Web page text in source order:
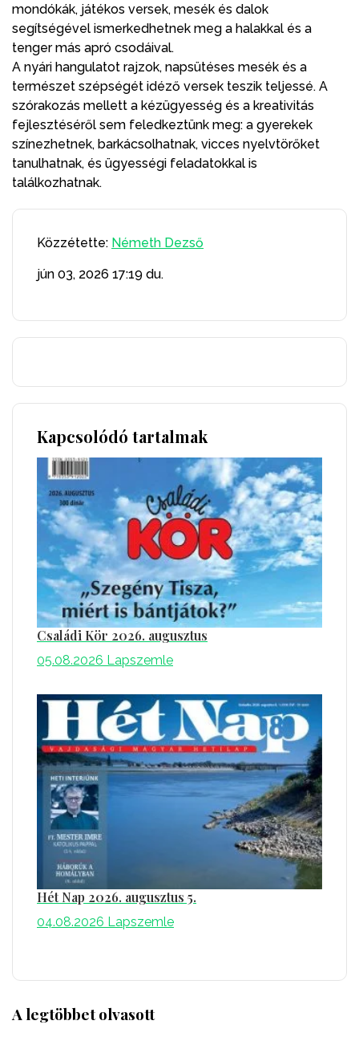
mondókák, játékos versek, mesék és dalok
segítségével ismerkedhetnek meg a halakkal és a
tenger más apró csodáival.
A nyári hangulatot rajzok, napsütéses mesék és a
természet szépségét idéző versek teszik teljessé. A
szórakozás mellett a kézügyesség és a kreativitás
fejlesztéséről sem feledkeztünk meg: a gyerekek
színezhetnek, barkácsolhatnak, vicces nyelvtörőket
tanulhatnak, és ügyességi feladatokkal is
találkozhatnak.
Közzétette: Németh Dezső
jún 03, 2026 17:19 du.
Kapcsolódó tartalmak
Családi Kör 2026. augusztus
05.08.2026 Lapszemle
Hét Nap 2026. augusztus 5.
04.08.2026 Lapszemle
A legtöbbet olvasott